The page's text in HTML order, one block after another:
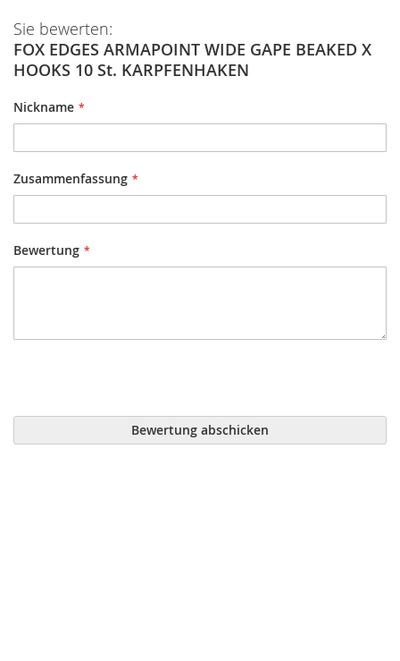
Sie bewerten:
FOX EDGES ARMAPOINT WIDE GAPE BEAKED X
HOOKS 10 St. KARPFENHAKEN
Nickname
Zusammenfassung
Bewertung
Bewertung abschicken